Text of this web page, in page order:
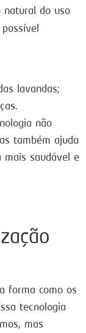
do uso
lavandas;
não
também ajuda
mais saudável e
forma como os
tecnologia
mas